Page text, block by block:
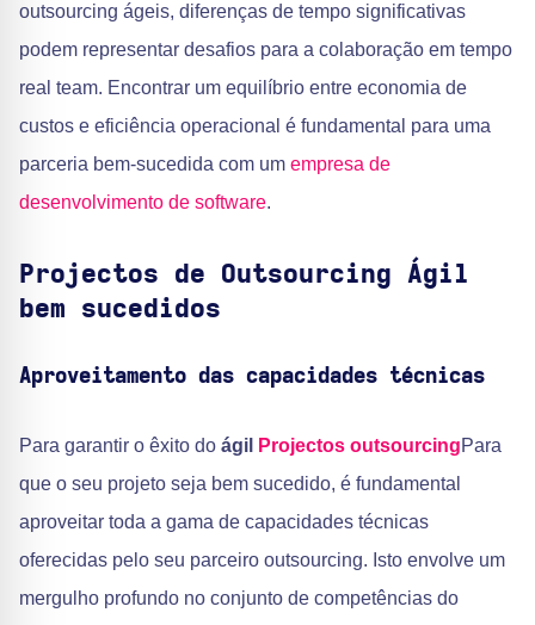
outsourcing ágeis, diferenças de tempo significativas
podem representar desafios para a colaboração em tempo
real team. Encontrar um equilíbrio entre economia de
custos e eficiência operacional é fundamental para uma
parceria bem-sucedida com um empresa de
desenvolvimento de software.
Projectos de Outsourcing Ágil
bem sucedidos
Aproveitamento das capacidades técnicas
Para garantir o êxito do ágil Projectos outsourcingPara
que o seu projeto seja bem sucedido, é fundamental
aproveitar toda a gama de capacidades técnicas
oferecidas pelo seu parceiro outsourcing. Isto envolve um
mergulho profundo no conjunto de competências do